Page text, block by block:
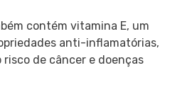
contém vitamina E, um
anti-inflamatórias,
de câncer e doenças